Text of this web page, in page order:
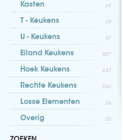
Kasten 10
T - Keukens 16
U - Keukens 37
Eiland Keukens 467
Hoek Keukens 437
Rechte Keukens 242
Losse Elementen 24
Overig 20